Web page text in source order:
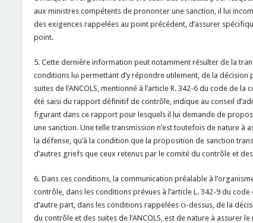
aux ministres compétents de prononcer une sanction, il lui
des exigences rappelées au point précédent, d’assurer
point.
5. Cette dernière information peut notamment résulter de la
conditions lui permettant d’y répondre utilement, de la
suites de l’ANCOLS, mentionné à l’article R. 342-6 du code de
été saisi du rapport définitif de contrôle, indique au conseil
figurant dans ce rapport pour lesquels il lui demande de
une sanction. Une telle transmission n’est toutefois de nature à
la défense, qu’à la condition que la proposition de sanction
d’autres griefs que ceux retenus par le comité du contrôle et
6. Dans ces conditions, la communication préalable à
contrôle, dans les conditions prévues à l’article L. 342-9 du
d’autre part, dans les conditions rappelées ci-dessus, de la
du contrôle et des suites de l’ANCOLS, est de nature à assurer